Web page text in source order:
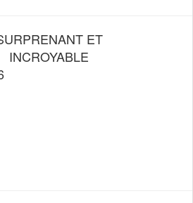
ET
INCROYABLE